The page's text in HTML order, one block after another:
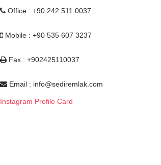
Office : +90 242 511 0037
Mobile : +90 535 607 3237
Fax : +902425110037
Email : info@sediremlak.com
Instagram Profile Card